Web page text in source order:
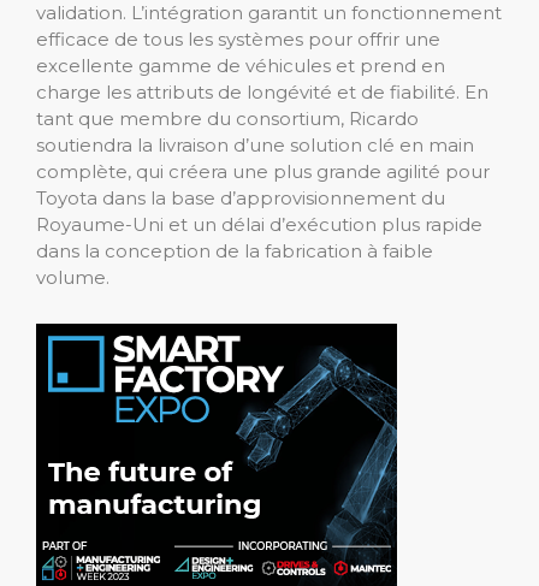
validation. L’intégration garantit un fonctionnement
efficace de tous les systèmes pour offrir une
excellente gamme de véhicules et prend en
charge les attributs de longévité et de fiabilité. En
tant que membre du consortium, Ricardo
soutiendra la livraison d’une solution clé en main
complète, qui créera une plus grande agilité pour
Toyota dans la base d’approvisionnement du
Royaume-Uni et un délai d’exécution plus rapide
dans la conception de la fabrication à faible
volume.